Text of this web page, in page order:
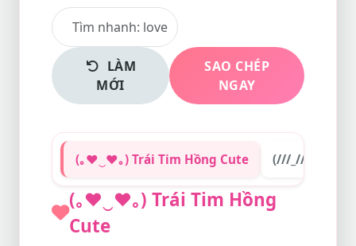
LÀM
MỚI
SAO CHÉP
NGAY
(｡♥‿♥｡) Trái Tim Hồng Cute (///_///) Ngại
(｡♥ ♥｡) Trái Tim Hồng
Cute